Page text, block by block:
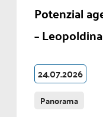
Potenzial
–
24.07.2026
Panorama